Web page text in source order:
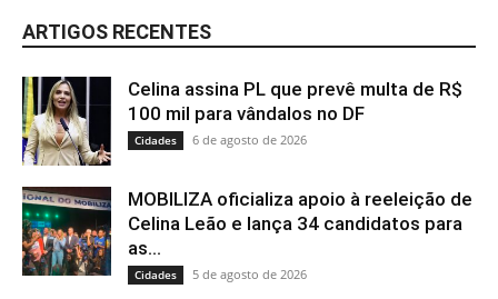
ARTIGOS RECENTES
Celina assina PL que prevê multa de R$
100 mil para vândalos no DF
Cidades 6 de agosto de 2026
MOBILIZA oficializa apoio à reeleição de
Celina Leão e lança 34 candidatos para
as...
Cidades 5 de agosto de 2026